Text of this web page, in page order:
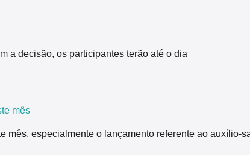
a decisão, os participantes terão até o dia
mês
especialmente o lançamento referente ao auxílio-